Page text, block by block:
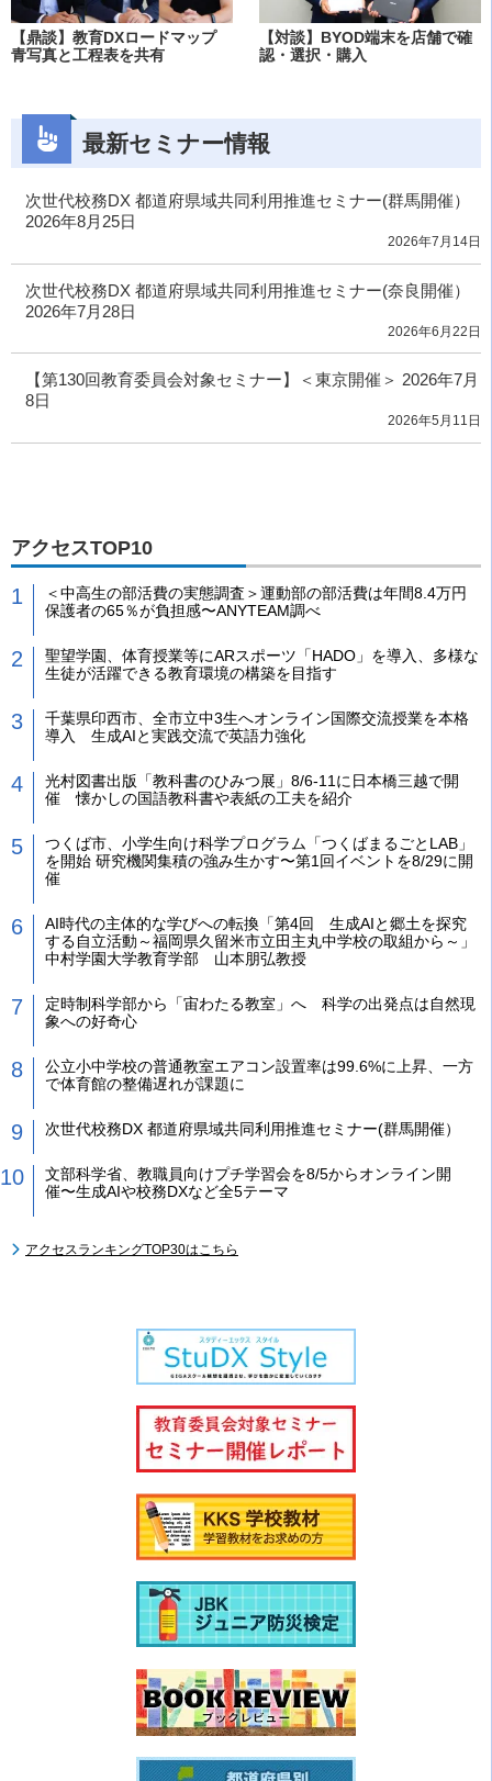
【鼎談】教育DXロードマップ
青写真と工程表を共有
【対談】BYOD端末を店舗で確
認・選択・購入
最新セミナー情報
次世代校務DX 都道府県域共同利用推進セミナー(群馬開催）
2026年8月25日
2026年7月14日
次世代校務DX 都道府県域共同利用推進セミナー(奈良開催）
2026年7月28日
2026年6月22日
【第130回教育委員会対象セミナー】＜東京開催＞ 2026年7月
8日
2026年5月11日
アクセスTOP10
＜中高生の部活費の実態調査＞運動部の部活費は年間8.4万円
保護者の65％が負担感〜ANYTEAM調べ
聖望学園、体育授業等にARスポーツ「HADO」を導入、多様な
生徒が活躍できる教育環境の構築を目指す
千葉県印西市、全市立中3生へオンライン国際交流授業を本格
導入 生成AIと実践交流で英語力強化
光村図書出版「教科書のひみつ展」8/6-11に日本橋三越で開
催 懐かしの国語教科書や表紙の工夫を紹介
つくば市、小学生向け科学プログラム「つくばまるごとLAB」
を開始 研究機関集積の強み生かす〜第1回イベントを8/29に開
催
AI時代の主体的な学びへの転換「第4回 生成AIと郷土を探究
する自立活動～福岡県久留米市立田主丸中学校の取組から～」
中村学園大学教育学部 山本朋弘教授
定時制科学部から「宙わたる教室」へ 科学の出発点は自然現
象への好奇心
公立小中学校の普通教室エアコン設置率は99.6%に上昇、一方
で体育館の整備遅れが課題に
次世代校務DX 都道府県域共同利用推進セミナー(群馬開催）
文部科学省、教職員向けプチ学習会を8/5からオンライン開
催〜生成AIや校務DXなど全5テーマ
アクセスランキングTOP30はこちら